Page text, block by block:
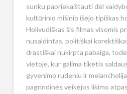
sunku papriekaištauti dėl
kultūrinio mišinio išėjo tipiškas
Holivudiškas šis filmas visomis
nusaldintas, politiškai
drastiškai nukirpta pabaiga,
vietoje, kur galima tikėtis
gyvenimo rudeniu ir
pagrindinės veikėjos likimo